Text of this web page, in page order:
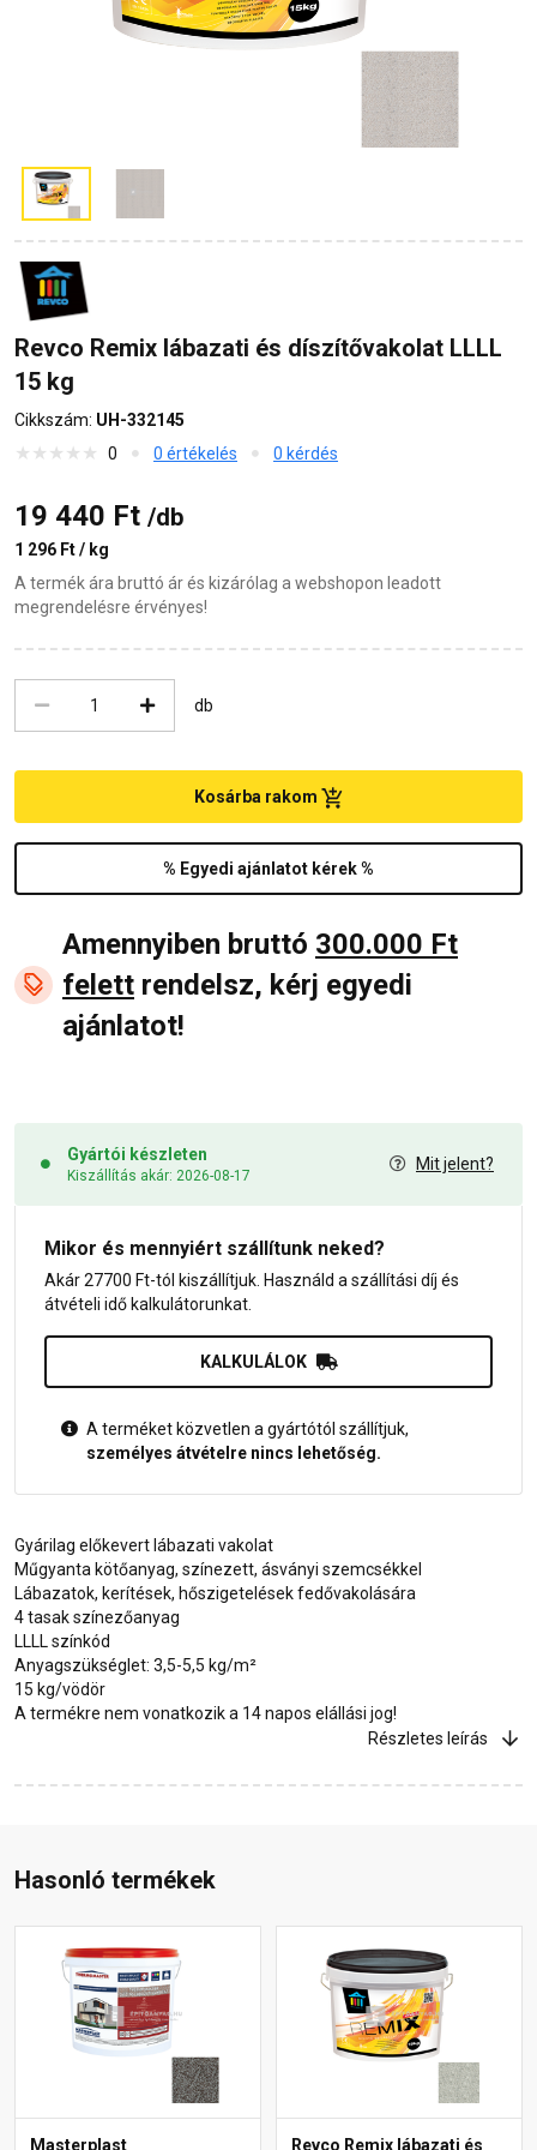
Revco Remix lábazati és díszítővakolat LLLL
15 kg
Cikkszám: UH-332145
0
0 értékelés 0 kérdés
19 440 Ft /db
1 296 Ft / kg
A termék ára bruttó ár és kizárólag a webshopon leadott
megrendelésre érvényes!
db
% Egyedi ajánlatot kérek %
Kosárba rakom
Amennyiben bruttó 300.000 Ft
felett rendelsz, kérj egyedi
ajánlatot!
Gyártói készleten
Kiszállítás akár: 2026-08-17
Mit jelent?
Mikor és mennyiért szállítunk neked?
Akár 27700 Ft-tól kiszállítjuk. Használd a szállítási díj és
átvételi idő kalkulátorunkat.
KALKULÁLOK
A terméket közvetlen a gyártótól szállítjuk,
személyes átvételre nincs lehetőség.
Gyárilag előkevert lábazati vakolat
Műgyanta kötőanyag, színezett, ásványi szemcsékkel
Lábazatok, kerítések, hőszigetelések fedővakolására
4 tasak színezőanyag
LLLL színkód
Anyagszükséglet: 3,5-5,5 kg/m²
15 kg/vödör
A termékre nem vonatkozik a 14 napos elállási jog!
Részletes leírás
Hasonló termékek
Masterplast Revco Remix lábazati és